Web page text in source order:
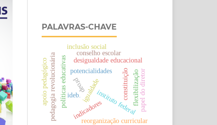
PALAVRAS-CHAVE
políticas educativas igualdadeinstituto federal
proap constituição
desigualdade educacional
indicadores
pedagogia revolucionária potencialidades
apoio pedagógico
reorganização curricular
conselho escolar
papel do diretor
flexibilização
inclusão social
ideb.